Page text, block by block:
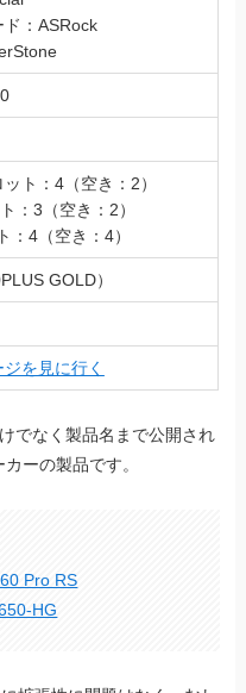
ド：ASRock
ット：4（空き：2）
：3（空き：2）
：4（空き：4）
GOLD）
を見に行く
でなく製品名まで公開され
ーの製品です。
Pro RS
HG